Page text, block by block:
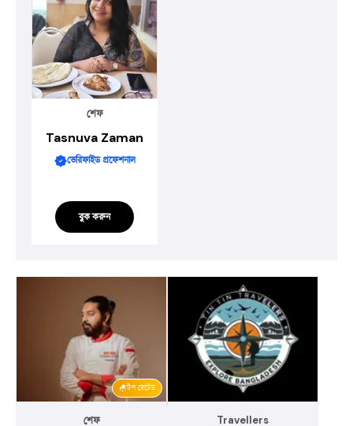
শেফ
Tasnuva Zaman
ভেরিফাইড প্রফেশনাল
বুক করুন
টপ রেটেড
শেফ Travellers